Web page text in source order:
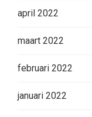
april 2022
maart 2022
februari 2022
januari 2022